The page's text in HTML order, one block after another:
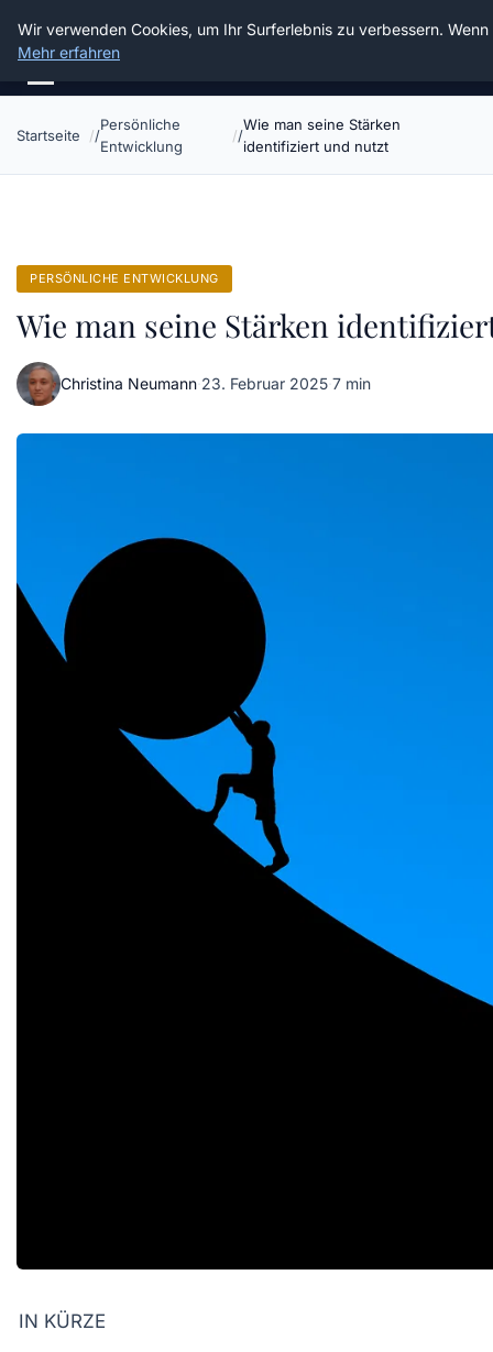
Die Schnitter
Startseite
Persönliche
Entwicklung
Wie man seine Stärken
identifiziert und nutzt
PERSÖNLICHE ENTWICKLUNG
Wie man seine Stärken
Christina Neumann·23. Februar 2025·7 min
IN KÜRZE
Wir verwenden Cookies, um Ihr Surferlebnis zu verbessern.
Mehr erfahren